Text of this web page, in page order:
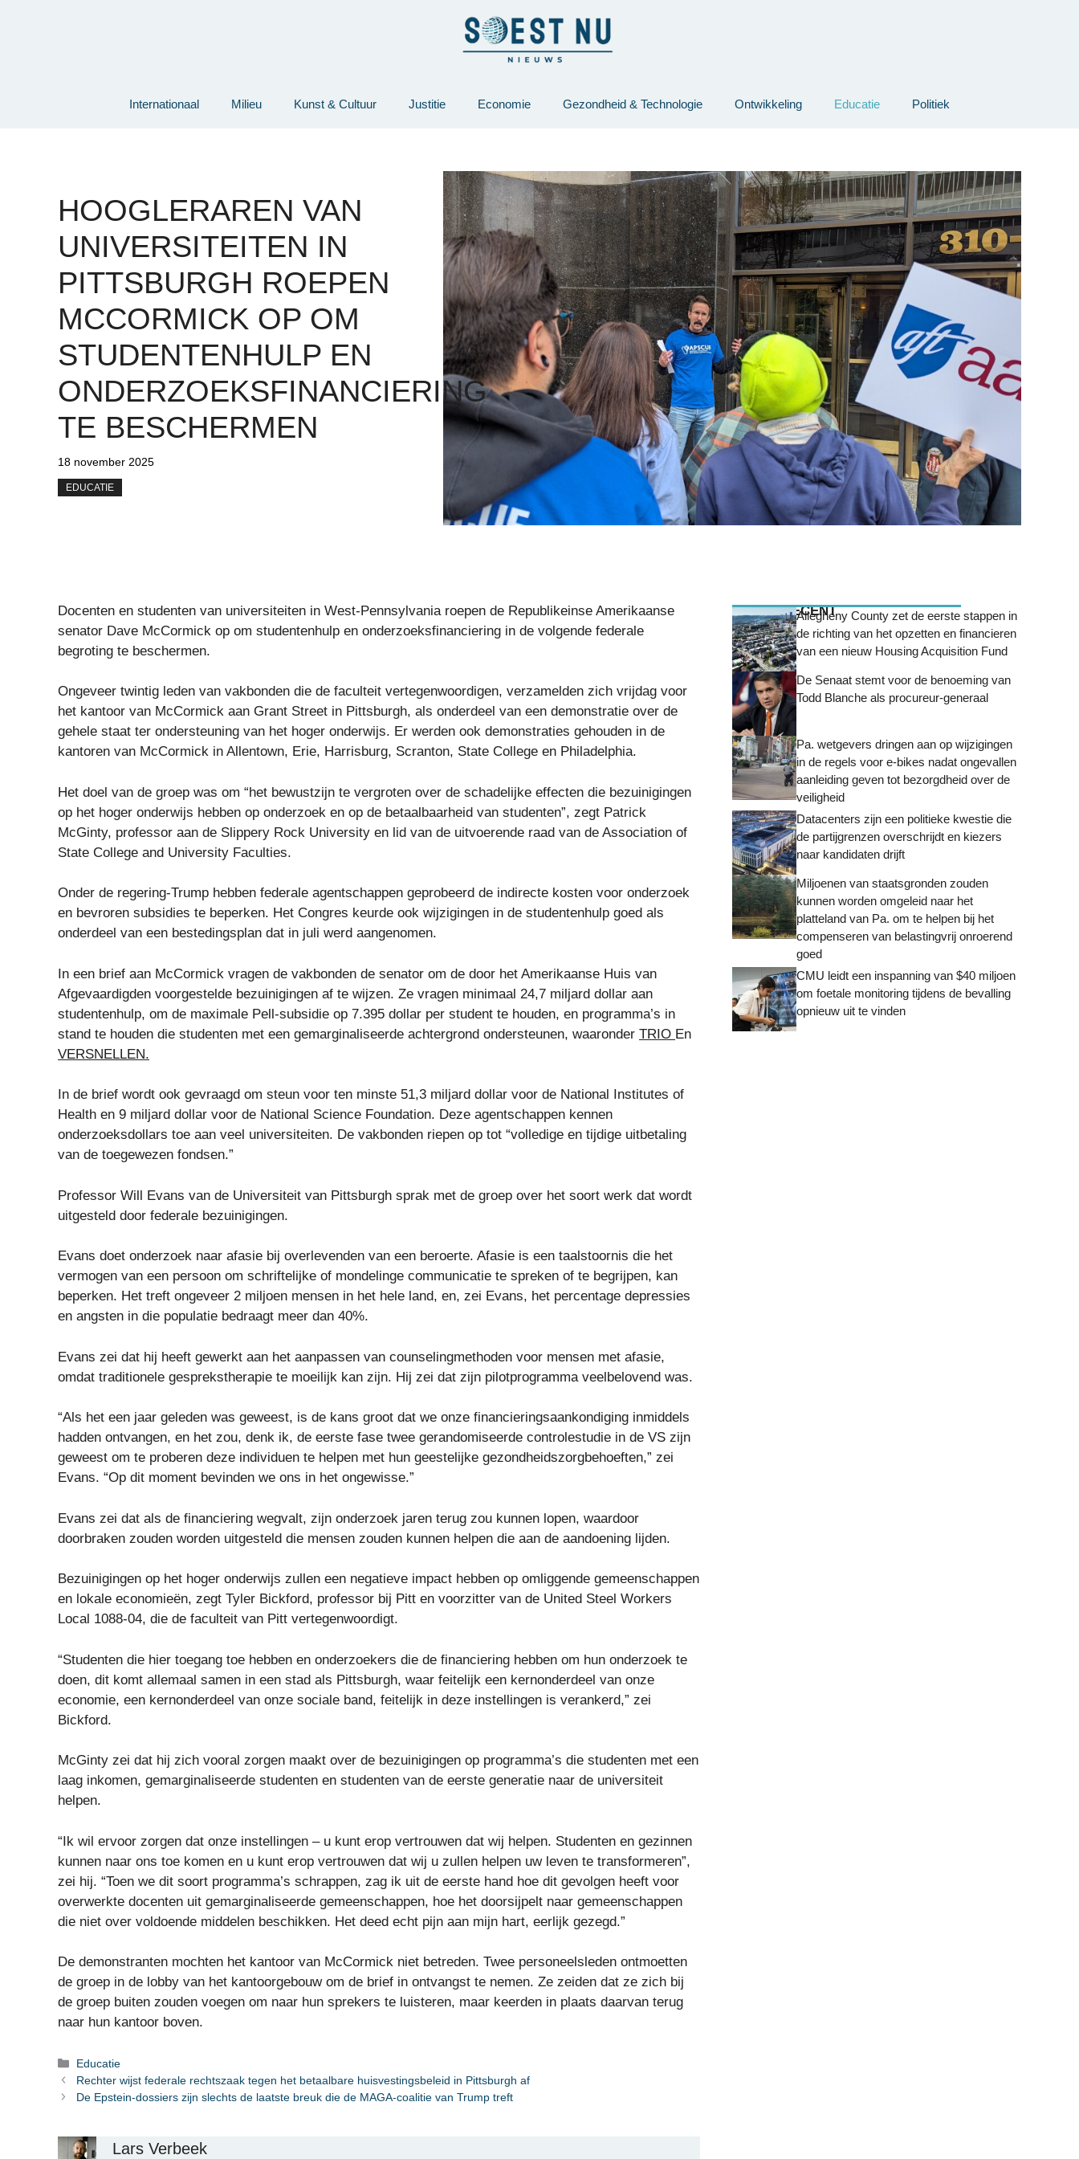
Internationaal Milieu Kunst & Cultuur Justitie Economie Gezondheid & Technologie Ontwikkeling Educatie Politiek
HOOGLERAREN VAN
UNIVERSITEITEN IN
PITTSBURGH ROEPEN
MCCORMICK OP OM
STUDENTENHULP EN
ONDERZOEKSFINANCIERING
TE BESCHERMEN
18 november 2025
EDUCATIE
Docenten en studenten van universiteiten in West-Pennsylvania roepen de Republikeinse Amerikaanse
senator Dave McCormick op om studentenhulp en onderzoeksfinanciering in de volgende federale
begroting te beschermen.
Ongeveer twintig leden van vakbonden die de faculteit vertegenwoordigen, verzamelden zich vrijdag voor
het kantoor van McCormick aan Grant Street in Pittsburgh, als onderdeel van een demonstratie over de
gehele staat ter ondersteuning van het hoger onderwijs. Er werden ook demonstraties gehouden in de
kantoren van McCormick in Allentown, Erie, Harrisburg, Scranton, State College en Philadelphia.
Het doel van de groep was om “het bewustzijn te vergroten over de schadelijke effecten die bezuinigingen
op het hoger onderwijs hebben op onderzoek en op de betaalbaarheid van studenten”, zegt Patrick
McGinty, professor aan de Slippery Rock University en lid van de uitvoerende raad van de Association of
State College and University Faculties.
Onder de regering-Trump hebben federale agentschappen geprobeerd de indirecte kosten voor onderzoek
en bevroren subsidies te beperken. Het Congres keurde ook wijzigingen in de studentenhulp goed als
onderdeel van een bestedingsplan dat in juli werd aangenomen.
In een brief aan McCormick vragen de vakbonden de senator om de door het Amerikaanse Huis van
Afgevaardigden voorgestelde bezuinigingen af ​​te wijzen. Ze vragen minimaal 24,7 miljard dollar aan
studentenhulp, om de maximale Pell-subsidie ​​op 7.395 dollar per student te houden, en programma’s in
stand te houden die studenten met een gemarginaliseerde achtergrond ondersteunen, waaronder TRIO En
VERSNELLEN.
In de brief wordt ook gevraagd om steun voor ten minste 51,3 miljard dollar voor de National Institutes of
Health en 9 miljard dollar voor de National Science Foundation. Deze agentschappen kennen
onderzoeksdollars toe aan veel universiteiten. De vakbonden riepen op tot “volledige en tijdige uitbetaling
van de toegewezen fondsen.”
Professor Will Evans van de Universiteit van Pittsburgh sprak met de groep over het soort werk dat wordt
uitgesteld door federale bezuinigingen.
Evans doet onderzoek naar afasie bij overlevenden van een beroerte. Afasie is een taalstoornis die het
vermogen van een persoon om schriftelijke of mondelinge communicatie te spreken of te begrijpen, kan
beperken. Het treft ongeveer 2 miljoen mensen in het hele land, en, zei Evans, het percentage depressies
en angsten in die populatie bedraagt ​​meer dan 40%.
Evans zei dat hij heeft gewerkt aan het aanpassen van counselingmethoden voor mensen met afasie,
omdat traditionele gesprekstherapie te moeilijk kan zijn. Hij zei dat zijn pilotprogramma veelbelovend was.
“Als het een jaar geleden was geweest, is de kans groot dat we onze financieringsaankondiging inmiddels
hadden ontvangen, en het zou, denk ik, de eerste fase twee gerandomiseerde controlestudie in de VS zijn
geweest om te proberen deze individuen te helpen met hun geestelijke gezondheidszorgbehoeften,” zei
Evans. “Op dit moment bevinden we ons in het ongewisse.”
Evans zei dat als de financiering wegvalt, zijn onderzoek jaren terug zou kunnen lopen, waardoor
doorbraken zouden worden uitgesteld die mensen zouden kunnen helpen die aan de aandoening lijden.
Bezuinigingen op het hoger onderwijs zullen een negatieve impact hebben op omliggende gemeenschappen
en lokale economieën, zegt Tyler Bickford, professor bij Pitt en voorzitter van de United Steel Workers
Local 1088-04, die de faculteit van Pitt vertegenwoordigt.
“Studenten die hier toegang toe hebben en onderzoekers die de financiering hebben om hun onderzoek te
doen, dit komt allemaal samen in een stad als Pittsburgh, waar feitelijk een kernonderdeel van onze
economie, een kernonderdeel van onze sociale band, feitelijk in deze instellingen is verankerd,” zei
Bickford.
McGinty zei dat hij zich vooral zorgen maakt over de bezuinigingen op programma’s die studenten met een
laag inkomen, gemarginaliseerde studenten en studenten van de eerste generatie naar de universiteit
helpen.
“Ik wil ervoor zorgen dat onze instellingen – u kunt erop vertrouwen dat wij helpen. Studenten en gezinnen
kunnen naar ons toe komen en u kunt erop vertrouwen dat wij u zullen helpen uw leven te transformeren”,
zei hij. “Toen we dit soort programma’s schrappen, zag ik uit de eerste hand hoe dit gevolgen heeft voor
overwerkte docenten uit gemarginaliseerde gemeenschappen, hoe het doorsijpelt naar gemeenschappen
die niet over voldoende middelen beschikken. Het deed echt pijn aan mijn hart, eerlijk gezegd.”
De demonstranten mochten het kantoor van McCormick niet betreden. Twee personeelsleden ontmoetten
de groep in de lobby van het kantoorgebouw om de brief in ontvangst te nemen. Ze zeiden dat ze zich bij
de groep buiten zouden voegen om naar hun sprekers te luisteren, maar keerden in plaats daarvan terug
naar hun kantoor boven.
Categorieën
Educatie
Rechter wijst federale rechtszaak tegen het betaalbare huisvestingsbeleid in Pittsburgh af
De Epstein-dossiers zijn slechts de laatste breuk die de MAGA-coalitie van Trump treft
Lars Verbeek
MEEST RECENTAllegheny County zet de eerste stappen in
de richting van het opzetten en financieren
van een nieuw Housing Acquisition Fund
De Senaat stemt voor de benoeming van
Todd Blanche als procureur-generaal
Pa. wetgevers dringen aan op wijzigingen
in de regels voor e-bikes nadat ongevallen
aanleiding geven tot bezorgdheid over de
veiligheid
Datacenters zijn een politieke kwestie die
de partijgrenzen overschrijdt en kiezers
naar kandidaten drijft
Miljoenen van staatsgronden zouden
kunnen worden omgeleid naar het
platteland van Pa. om te helpen bij het
compenseren van belastingvrij onroerend
goed
CMU leidt een inspanning van $40 miljoen
om foetale monitoring tijdens de bevalling
opnieuw uit te vinden